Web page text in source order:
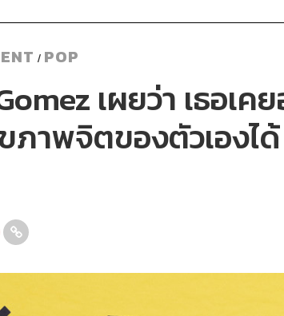
/ POP
เผยว่า เธอเ
าพจิตของตัวเองได้